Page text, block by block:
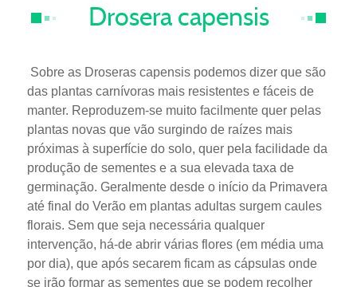
Drosera capensis
Sobre as Droseras capensis podemos dizer que são
das plantas carnívoras mais resistentes e fáceis de
manter. Reproduzem-se muito facilmente quer pelas
plantas novas que vão surgindo de raízes mais
próximas à superfície do solo, quer pela facilidade da
produção de sementes e a sua elevada taxa de
germinação. Geralmente desde o início da Primavera
até final do Verão em plantas adultas surgem caules
florais. Sem que seja necessária qualquer
intervenção, há-de abrir várias flores (em média uma
por dia), que após secarem ficam as cápsulas onde
se irão formar as sementes que se podem recolher